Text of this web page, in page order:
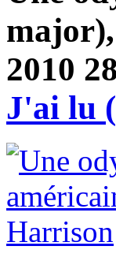
2010
J'ai lu